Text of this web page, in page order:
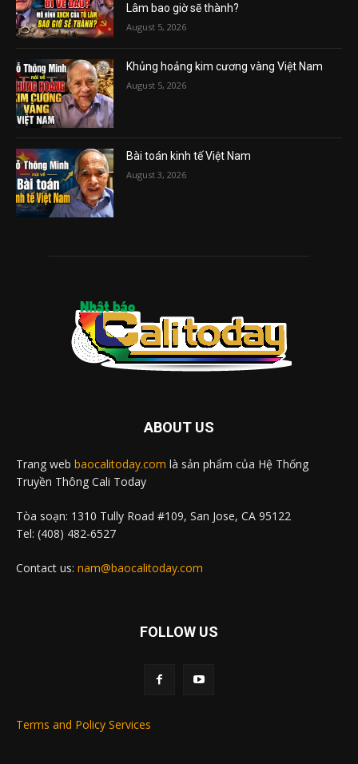
Lâm bao giờ sẽ thành?
August 5, 2026
Khủng hoảng kim cương vàng Việt Nam
August 5, 2026
Bài toán kinh tế Việt Nam
August 3, 2026
ABOUT US
Trang web baocalitoday.com là sản phẩm của Hệ Thống
Truyền Thông Cali Today
Tòa soạn: 1310 Tully Road #109, San Jose, CA 95122
Tel: (408) 482-6527
Contact us: nam@baocalitoday.com
FOLLOW US
Terms and Policy Services